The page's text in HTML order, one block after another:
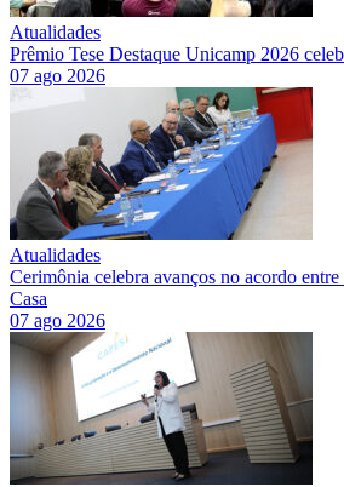
Atualidades
Prêmio Tese Destaque Unicamp 2026
07 ago 2026
Atualidades
Cerimônia celebra avanços no acordo
Casa
07 ago 2026